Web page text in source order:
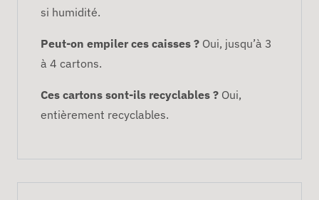
si humidité.
Peut-on empiler ces caisses ? Oui, jusqu’à 3
à 4 cartons.
Ces cartons sont-ils recyclables ? Oui,
entièrement recyclables.